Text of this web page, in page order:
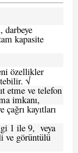
darbeye
kapasite
özellikler
√
etme ve telefon
imkanı,
çağrı kayıtları
1 ile 9, veya
ve görüntülü